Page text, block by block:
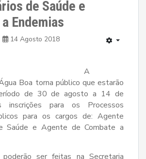
de Saúde e
Endemias
14 Agosto 2018
A
Boa torna público que estarão
de 30 de agosto a 14 de
inscrições para os Processos
para os cargos de: Agente
Saúde e Agente de Combate a
poderão ser feitas na Secretaria